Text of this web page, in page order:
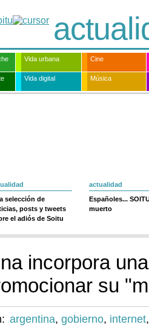
Vida urbana Cine
Vida digital Música
selección de
posts y tweets
el adiós de Soitu
actualidad
Españoles...
muerto
incorpora
su
argentina, gobierno, internet